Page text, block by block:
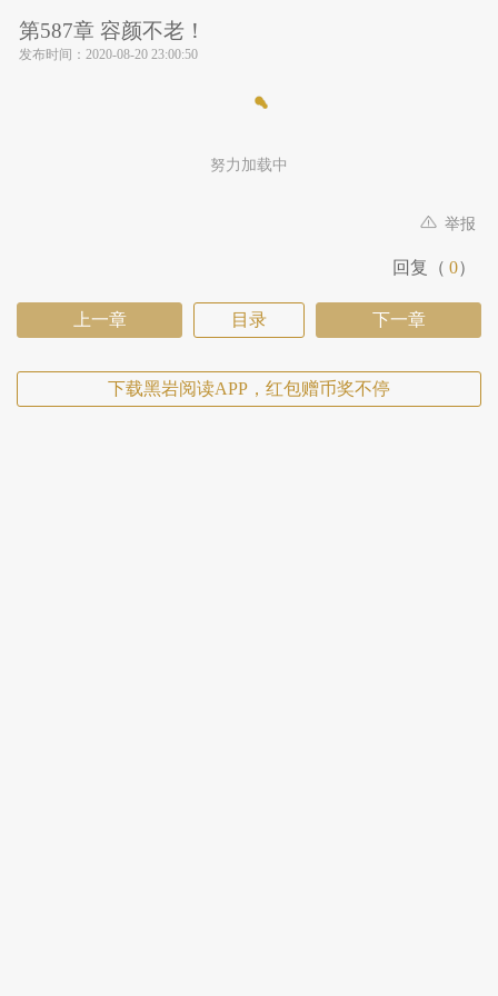
第587章 容颜不老！
发布时间： 2020-08-20 23:00:50
努力加载中
举报
回复（ 0）
上一章 目录 下一章
下载黑岩阅读APP，红包赠币奖不停